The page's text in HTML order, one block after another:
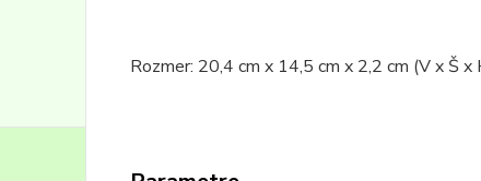
Rozmer: 20,4 cm x 14,5 cm x 2,2 cm (V x Š x